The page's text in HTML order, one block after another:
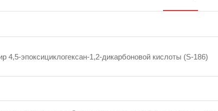
4,5-эпоксициклогексан-1,2-дикарбоновой кислоты (S-186)